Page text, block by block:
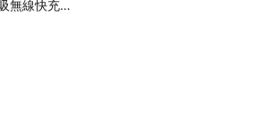
無線快充1